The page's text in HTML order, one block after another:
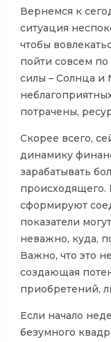
Вернемся к
ситуация
чтобы
пойти совсем
силы – Солнца и
потрачены,
Скорее всего,
динамику
зарабатывать
происходящего.
сформируют
показатели
неважно, куда,
Важно, что это
создающая
приобретений,
Если начало
безумного